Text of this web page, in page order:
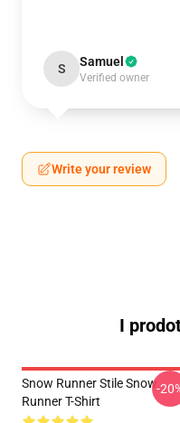
S Samuel
Verified owner
Write your review
I
Snow Runner Stile Snow
Runner T-Shirt
-